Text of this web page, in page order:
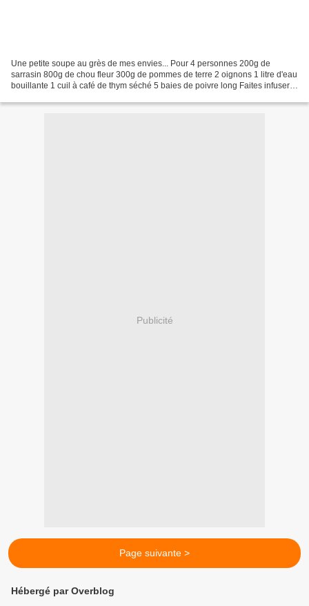
Une petite soupe au grès de mes envies... Pour 4 personnes 200g de
sarrasin 800g de chou fleur 300g de pommes de terre 2 oignons 1 litre d'eau
bouillante 1 cuil à café de thym séché 5 baies de poivre long Faites infuser
Publicité
Page suivante >
Hébergé par Overblog